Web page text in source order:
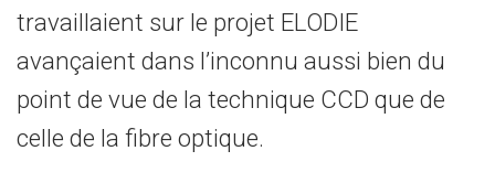
travaillaient sur le projet ELODIE
avançaient dans l’inconnu aussi bien du
point de vue de la technique CCD que de
celle de la fibre optique.